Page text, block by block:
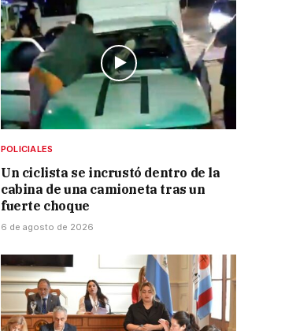
POLICIALES
Un ciclista se incrustó dentro de la
cabina de una camioneta tras un
fuerte choque
6 de agosto de 2026